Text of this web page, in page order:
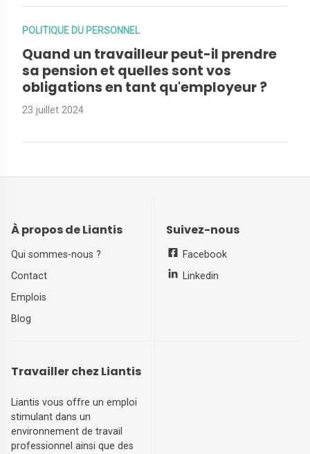
POLITIQUE DU PERSONNEL
Quand un travailleur peut-il prendre
sa pension et quelles sont vos
obligations en tant qu'employeur ?
23 juillet 2024
À propos de Liantis
Qui sommes-nous ?
Contact
Emplois
Blog
Suivez-nous
Facebook
Linkedin
Travailler chez Liantis
Liantis vous offre un emploi
stimulant dans un
environnement de travail
professionnel ainsi que des